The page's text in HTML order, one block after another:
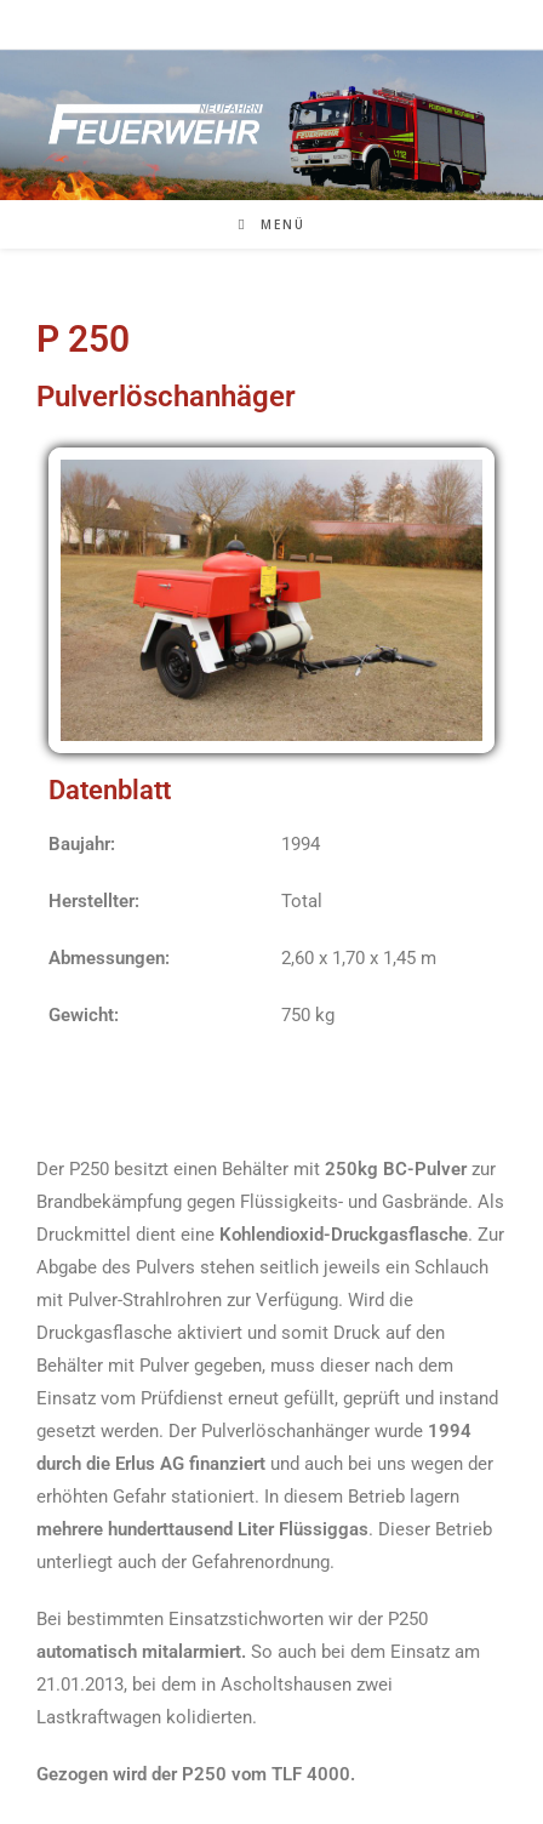
MENÜ
P 250
Pulverlöschanhäger
Datenblatt
Baujahr:
Herstellter:
Abmessungen:
Gewicht:
1994
Total
2,60 x 1,70 x 1,45 m
750 kg
Der P250 besitzt einen Behälter mit 250kg BC-Pulverzur
Brandbekämpfung gegen Flüssigkeits- und Gasbrände. Als
Druckmittel dient eine Kohlendioxid-Druckgasflasche. Zur
Abgabe des Pulvers stehen seitlich jeweils ein Schlauch
mit Pulver-Strahlrohren zur Verfügung. Wird die
Druckgasflasche aktiviert und somit Druck auf den
Behälter mit Pulver gegeben, muss dieser nach dem
Einsatz vom Prüfdienst erneut gefüllt, geprüft und instand
gesetzt werden. Der Pulverlöschanhänger wurde 1994
durch die Erlus AG finanziert und auch bei uns wegen der
erhöhten Gefahr stationiert. In diesem Betrieb lagern
mehrere hunderttausend Liter Flüssiggas. Dieser Betrieb
unterliegt auch der Gefahrenordnung.
Bei bestimmten Einsatzstichworten wir der P250
automatisch mitalarmiert. So auch bei dem Einsatz am
21.01.2013, bei dem in Ascholtshausen zwei
Lastkraftwagen kolidierten.
Gezogen wird der P250 vom TLF 4000.